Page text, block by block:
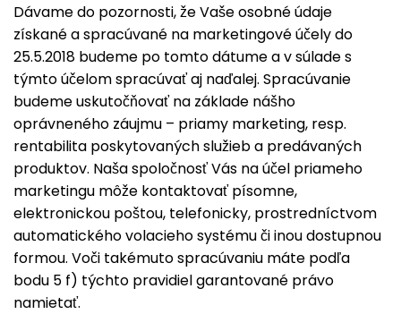
Dávame do pozornosti, že Vaše osobné údaje
získané a spracúvané na marketingové účely do
25.5.2018 budeme po tomto dátume a v súlade s
týmto účelom spracúvať aj naďalej. Spracúvanie
budeme uskutočňovať na základe nášho
oprávneného záujmu – priamy marketing, resp.
rentabilita poskytovaných služieb a predávaných
produktov. Naša spoločnosť Vás na účel priameho
marketingu môže kontaktovať písomne,
elektronickou poštou, telefonicky, prostredníctvom
automatického volacieho systému či inou dostupnou
formou. Voči takémuto spracúvaniu máte podľa
bodu 5 f) týchto pravidiel garantované právo
namietať.